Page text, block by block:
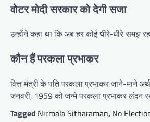
वोटर मोदी सरकार को देगी सजा
उन्होंने कहा था कि अब हर कोई धीरे-धीरे समझ
कौन हैं परकला प्रभाकर
वित्त मंत्री के पति परकला प्रभाकर जाने-माने
जनवरी, 1959 को जन्मे परकला प्रभाकर लंदन
Tagged Nirmala Sitharaman, No